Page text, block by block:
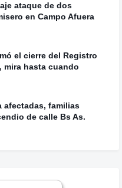
ataque de dos
en Campo Afuera
el cierre del Registro
mira hasta cuando
afectadas, familias
de calle Bs As.